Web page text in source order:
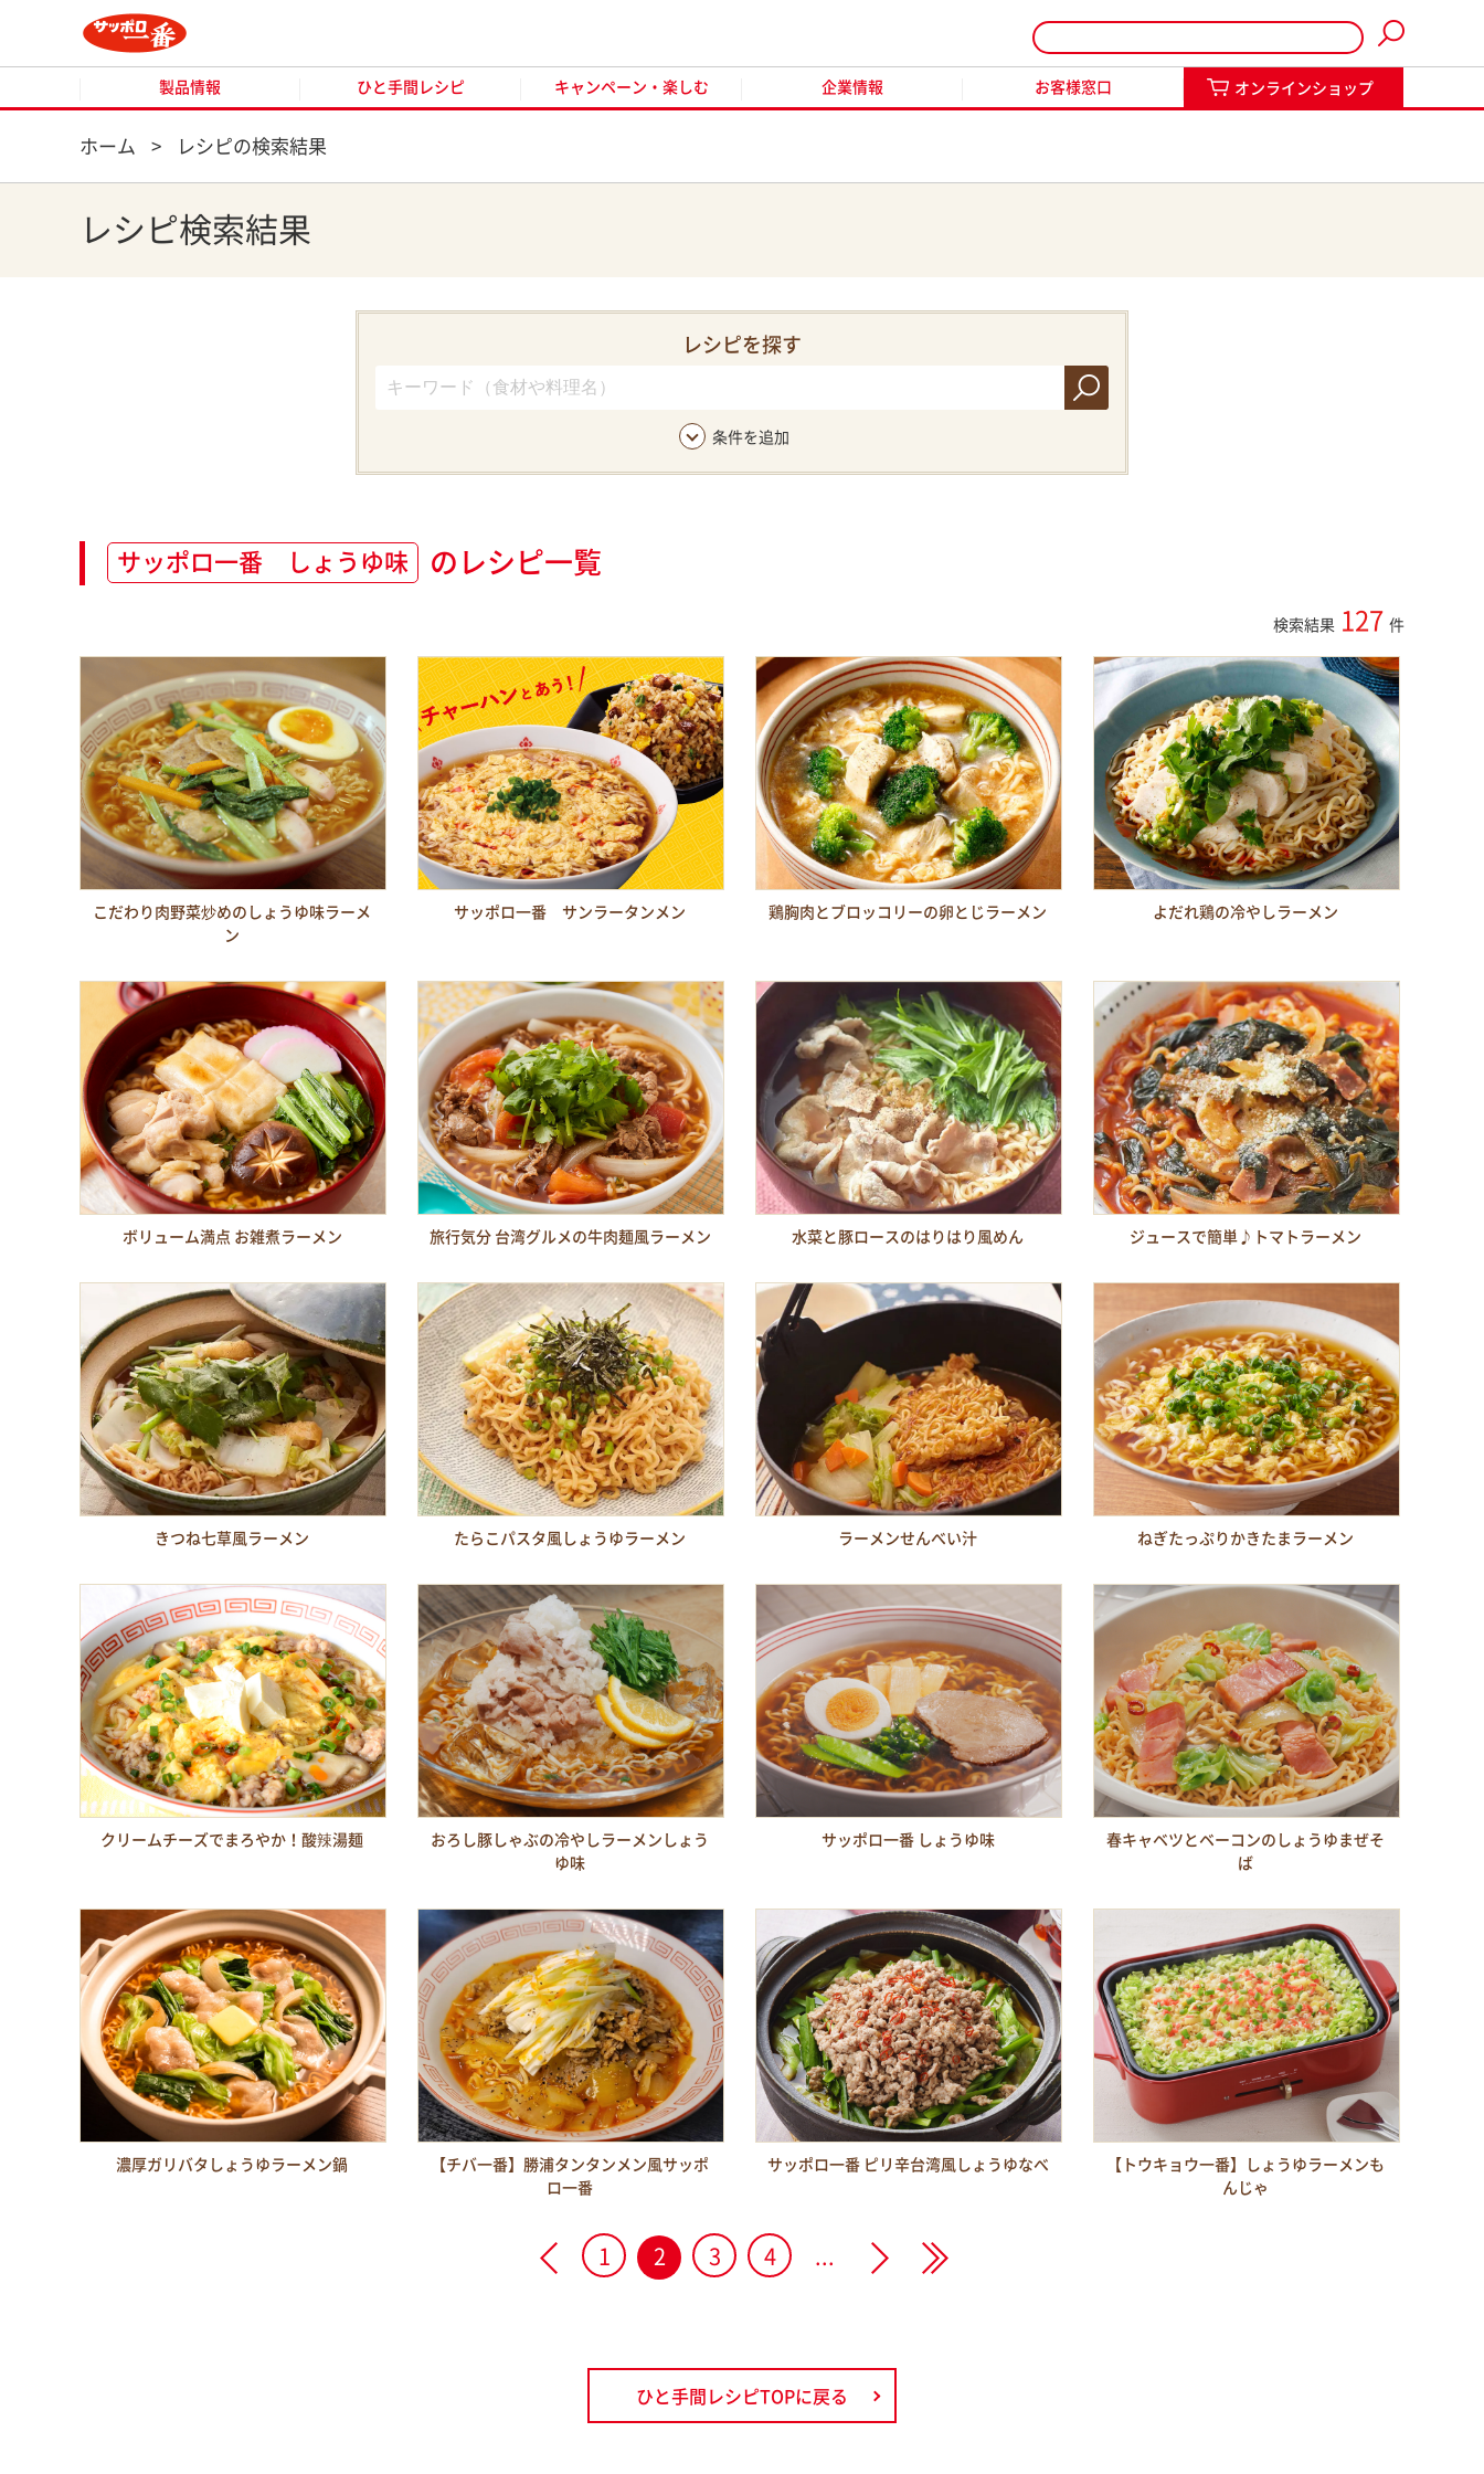
製品情報 ひと手間レシピ キャンペーン・楽しむ 企業情報 お客様窓口 オンラインショップ
オンラインショップ
ホーム > レシピの検索結果
レシピ検索結果
レシピを探す
条件を追加
サッポロ一番 しょうゆ味 のレシピ一覧
検索結果 127 件
こだわり肉野菜炒めのしょうゆ味ラーメ
ン
サッポロ一番 サンラータンメン 鶏胸肉とブロッコリーの卵とじラーメン よだれ鶏の冷やしラーメン
ボリューム満点 お雑煮ラーメン 旅行気分 台湾グルメの牛肉麺風ラーメン 水菜と豚ロースのはりはり風めん ジュースで簡単♪トマトラーメン
きつね七草風ラーメン たらこパスタ風しょうゆラーメン ラーメンせんべい汁 ねぎたっぷりかきたまラーメン
クリームチーズでまろやか！酸辣湯麺
おろし豚しゃぶの冷やしラーメンしょう
ゆ味
サッポロ一番 しょうゆ味
春キャベツとベーコンのしょうゆまぜそ
ば
濃厚ガリバタしょうゆラーメン鍋
【チバ一番】勝浦タンタンメン風サッポ
ロ一番
サッポロ一番 ピリ辛台湾風しょうゆなべ
【トウキョウ一番】しょうゆラーメンも
んじゃ
< 1 2 3 4 ... > >>
ひと手間レシピTOPに戻る